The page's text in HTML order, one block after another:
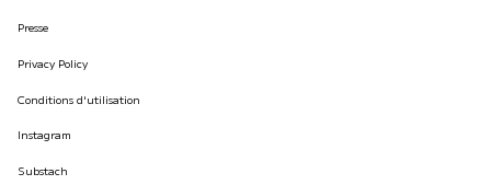
Presse
Privacy Policy
Conditions d'utilisation
Instagram
Substach